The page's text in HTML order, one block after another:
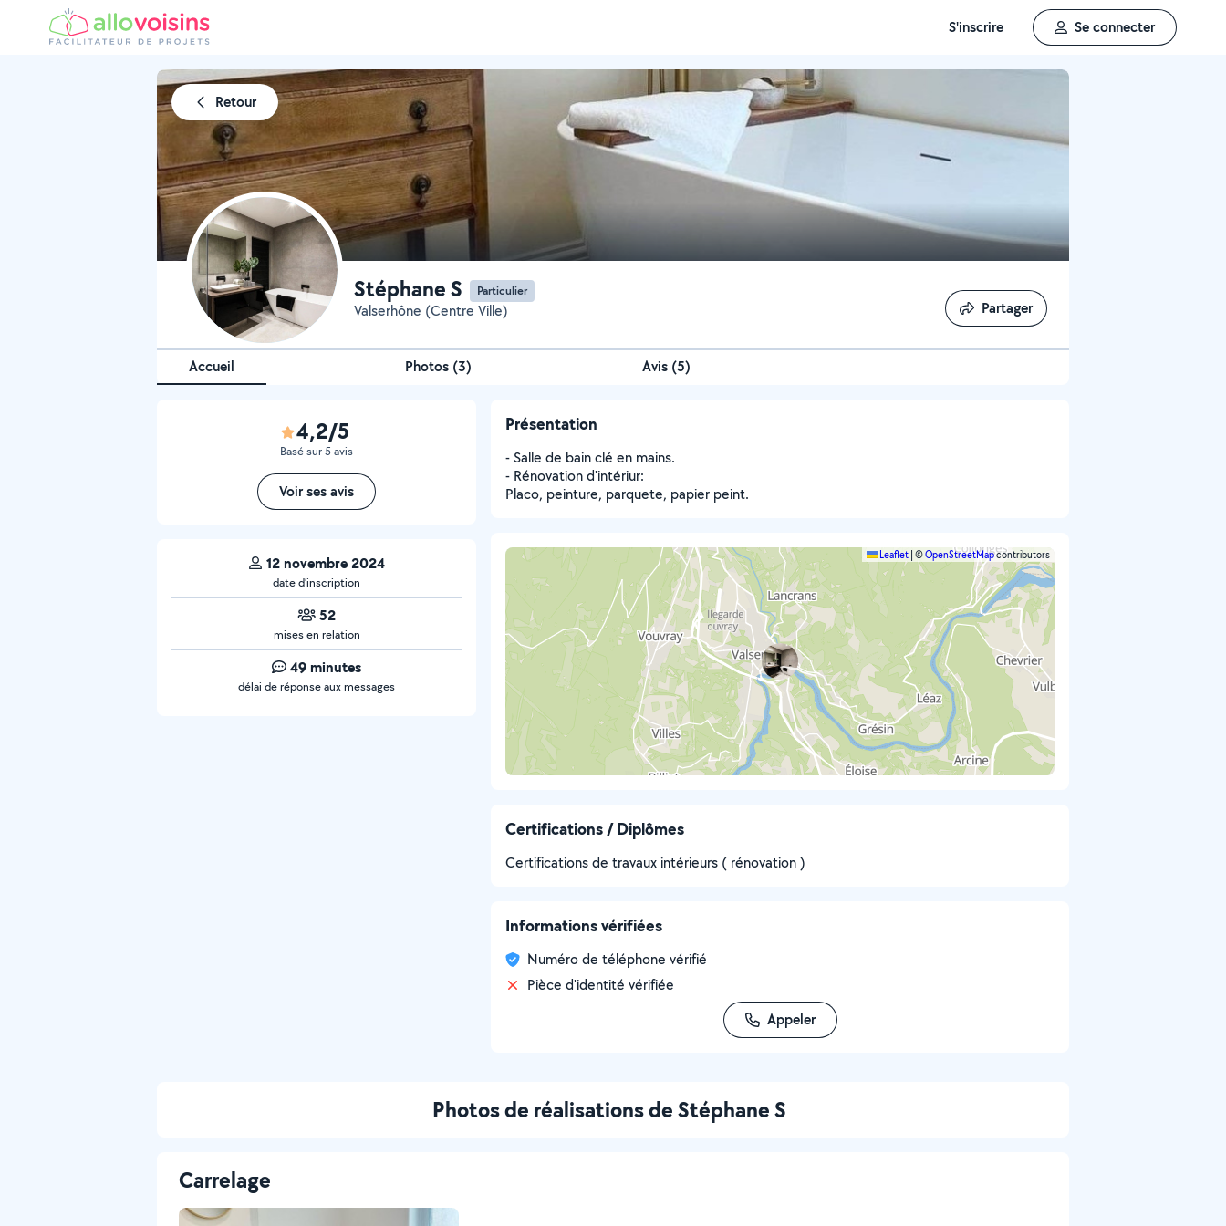
S'inscrire Se connecter
Retour
Stéphane S Particulier
Valserhône (Centre Ville) Partager
Partager
Accueil Photos (3) Avis (5)
4,2/5
Basé sur 5 avis
Voir ses avis
12 novembre 2024
date d’inscription
52
mises en relation
49 minutes
délai de réponse aux messages
Présentation
- Salle de bain clé en mains.
- Rénovation d'intériur:
Placo, peinture, parquete, papier peint.
Leaflet ©OpenStreetMapcontributors
Certifications / Diplômes
Certifications de travaux intérieurs ( rénovation )
Informations vérifiées
Numéro de téléphone vérifié
Pièce d'identité vérifiée
Appeler
Photos de réalisations de Stéphane S
Carrelage